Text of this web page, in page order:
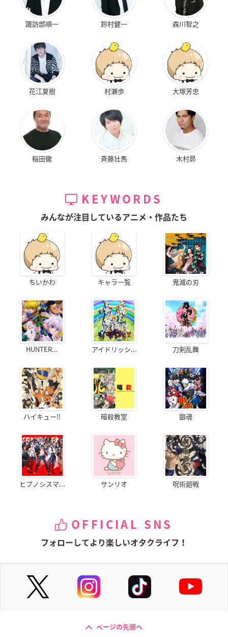
諏訪部順一 鈴村健一 森川智之
花江夏樹 村瀬歩 大塚芳忠
稲田徹 斉藤壮馬 木村昴
KEYWORDS
みんなが注目しているアニメ・作品たち
ちいかわ キャラ一覧 鬼滅の刃
HUNTER... アイドリッシ... 刀剣乱舞
ハイキュー!! 暗殺教室 銀魂
ヒプノシスマ... サンリオ 呪術廻戦
OFFICIAL SNS
フォローしてより楽しいオタクライフ！
ページの先頭へ